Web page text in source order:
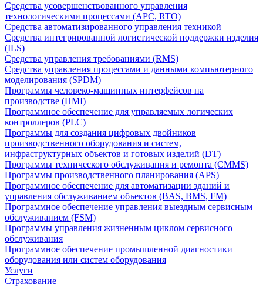
Средства усовершенствованного управления
технологическими процессами (APC, RTO)
Средства автоматизированного управления техникой
Средства интегрированной логистической поддержки изделия
(ILS)
Средства управления требованиями (RMS)
Средства управления процессами и данными компьютерного
моделирования (SPDM)
Программы человеко-машинных интерфейсов на
производстве (HMI)
Программное обеспечение для управляемых логических
контроллеров (PLC)
Программы для создания цифровых двойников
производственного оборудования и систем,
инфраструктурных объектов и готовых изделий (DT)
Программы технического обслуживания и ремонта (CMMS)
Программы производственного планирования (APS)
Программное обеспечение для автоматизации зданий и
управления обслуживанием объектов (BAS, BMS, FM)
Программное обеспечение управления выездным сервисным
обслуживанием (FSM)
Программы управления жизненным циклом сервисного
обслуживания
Программное обеспечение промышленной диагностики
оборудования или систем оборудования
Услуги
Страхование